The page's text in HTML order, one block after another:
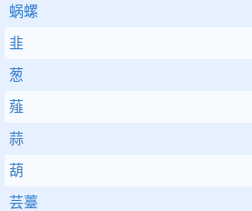
蜗螺
韭
葱
薤
蒜
葫
芸薹